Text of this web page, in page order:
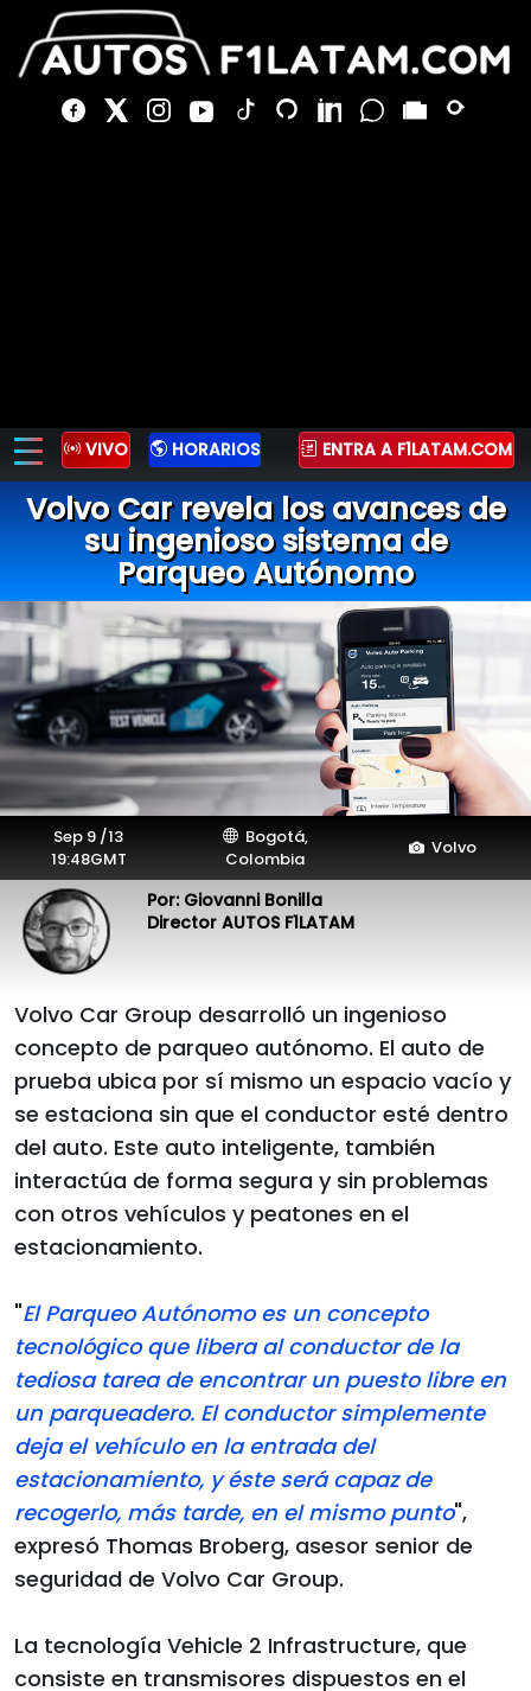
VIVO HORARIOS ENTRA A F1LATAM.COM
Volvo Car revela los avances de
su ingenioso sistema de
Parqueo Autónomo
Sep 9 /13
19:48GMT
Bogotá,
Colombia
Volvo
Por: Giovanni Bonilla
Director AUTOS F1LATAM
Volvo Car Group desarrolló un ingenioso
concepto de parqueo autónomo. El auto de
prueba ubica por sí mismo un espacio vacío y
se estaciona sin que el conductor esté dentro
del auto. Este auto inteligente, también
interactúa de forma segura y sin problemas
con otros vehículos y peatones en el
estacionamiento.
"El Parqueo Autónomo es un concepto
tecnológico que libera al conductor de la
tediosa tarea de encontrar un puesto libre en
un parqueadero. El conductor simplemente
deja el vehículo en la entrada del
estacionamiento, y éste será capaz de
recogerlo, más tarde, en el mismo punto",
expresó Thomas Broberg, asesor senior de
seguridad de Volvo Car Group.
La tecnología Vehicle 2 Infrastructure, que
consiste en transmisores dispuestos en el